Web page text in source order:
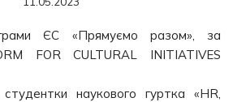
ЄС «Прямуємо разом», за
FOR CULTURAL INITIATIVES
наукового гуртка «HR,